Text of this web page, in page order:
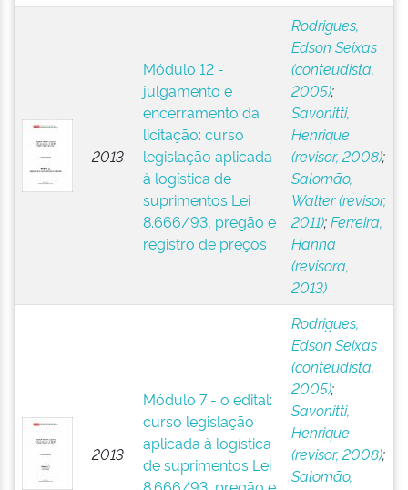
2013
Módulo 12 -
julgamento e
encerramento da
licitação: curso
legislação aplicada
à logística de
suprimentos Lei
8.666/93, pregão e
registro de preços
Rodrigues,
Edson Seixas
(conteudista,
2005);
Savonitti,
Henrique
(revisor, 2008);
Salomão,
Walter (revisor,
2011);Ferreira,
Hanna
(revisora,
2013)
2013
Módulo 7 - o edital:
curso legislação
aplicada à logística
de suprimentos Lei
Rodrigues,
Edson Seixas
(conteudista,
2005);
Savonitti,
Henrique
(revisor, 2008);
Salomão,